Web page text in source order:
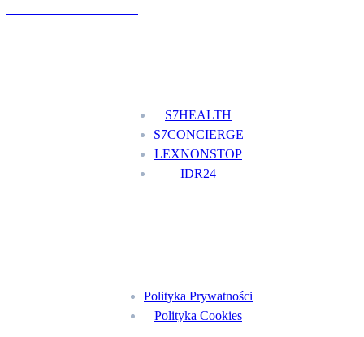
S7HEALTH
S7CONCIERGE
LEXNONSTOP
IDR24
Polityka Prywatności
Polityka Cookies